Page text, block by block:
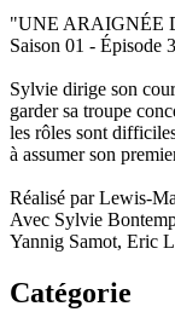
"UNE ARAIGNÉE
Saison 01 - Épisode
Sylvie dirige son
garder sa troupe
les rôles sont
à assumer son
Réalisé par Lewis-
Avec Sylvie
Yannig Samot, Eric
Catégorie